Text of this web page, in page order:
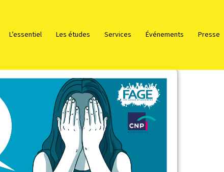
L’essentiel Les études Services Événements Presse